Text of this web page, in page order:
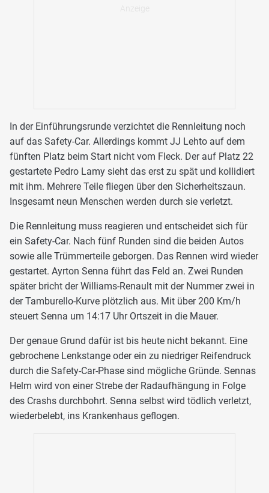
In der Einführungsrunde verzichtet die Rennleitung noch
auf das Safety-Car. Allerdings kommt JJ Lehto auf dem
fünften Platz beim Start nicht vom Fleck. Der auf Platz 22
gestartete Pedro Lamy sieht das erst zu spät und kollidiert
mit ihm. Mehrere Teile fliegen über den Sicherheitszaun.
Insgesamt neun Menschen werden durch sie verletzt.
Die Rennleitung muss reagieren und entscheidet sich für
ein Safety-Car. Nach fünf Runden sind die beiden Autos
sowie alle Trümmerteile geborgen. Das Rennen wird wieder
gestartet. Ayrton Senna führt das Feld an. Zwei Runden
später bricht der Williams-Renault mit der Nummer zwei in
der Tamburello-Kurve plötzlich aus. Mit über 200 Km/h
steuert Senna um 14:17 Uhr Ortszeit in die Mauer.
Der genaue Grund dafür ist bis heute nicht bekannt. Eine
gebrochene Lenkstange oder ein zu niedriger Reifendruck
durch die Safety-Car-Phase sind mögliche Gründe. Sennas
Helm wird von einer Strebe der Radaufhängung in Folge
des Crashs durchbohrt. Senna selbst wird tödlich verletzt,
wiederbelebt, ins Krankenhaus geflogen.